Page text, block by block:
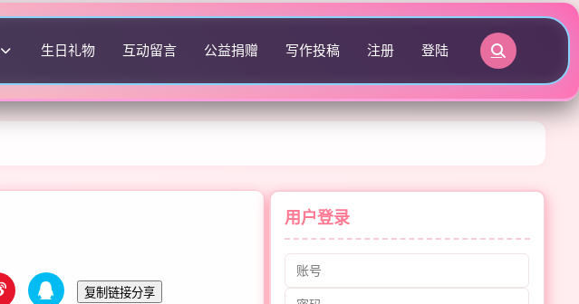
生日礼物 互动留言 公益捐赠 写作投稿 注册 登陆
复制链接分享
用户登录